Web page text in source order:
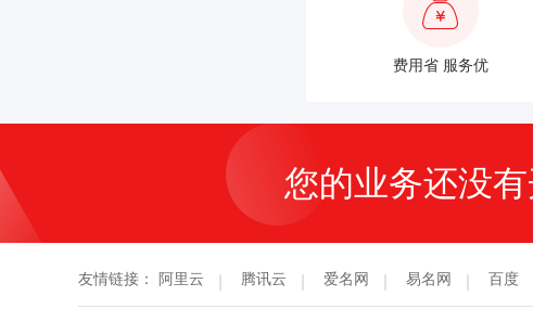
费用省 服务优
您的业务还没
友情链接： 阿里云 腾讯云 爱名网 易名网 百度